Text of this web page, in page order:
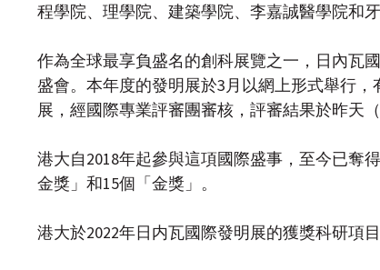
程學院、理學院、建築學院、李嘉誠醫學院和牙
作為全球最享負盛名的創科展覽之一，日內瓦
盛會。本年度的發明展於3月以網上形式舉行
展，經國際專業評審團審核，評審結果於昨天（
港大自2018年起參與這項國際盛事，至今已奪
金獎」和15個「金獎」。
港大於2022年日内瓦國際發明展的獲獎科研項目